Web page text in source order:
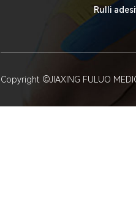
Rulli
Copyright ©JIAXING FULUO